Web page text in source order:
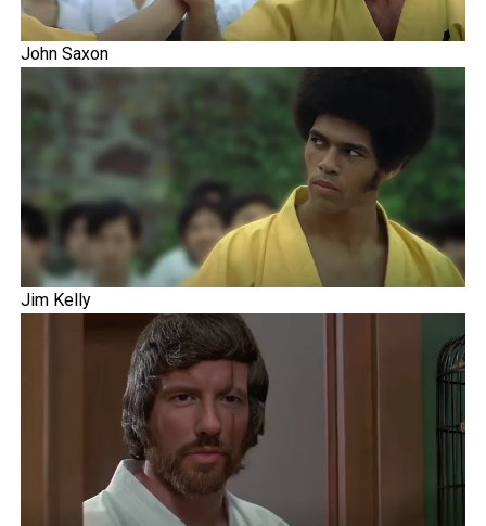
John Saxon
Jim Kelly